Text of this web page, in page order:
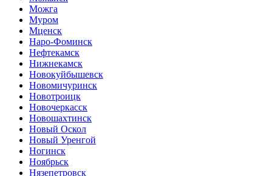
Можга
Муром
Мценск
Наро-Фоминск
Нефтекамск
Нижнекамск
Новокуйбышевск
Новомичуринск
Новотроицк
Новочеркасск
Новошахтинск
Новый Оскол
Новый Уренгой
Ногинск
Ноябрьск
Нязепетровск